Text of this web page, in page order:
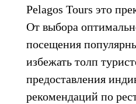
Pelagos Tours это
От выбора
посещения
избежать толп
предоставления
рекомендаций по